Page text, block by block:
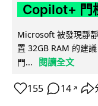
Copilot+ 門
Microsoft 被發現靜
置 32GB RAM 的建
門...
閱讀全文
155 14 ↗